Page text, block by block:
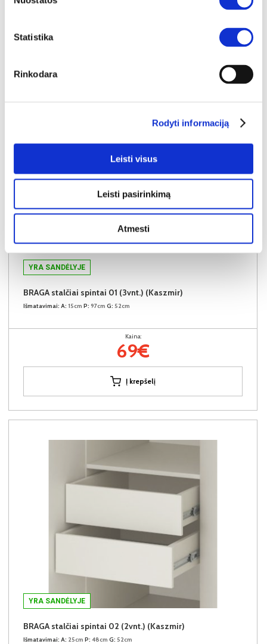
Statistika
Rinkodara
Rodyti informaciją
Leisti visus
Leisti pasirinkimą
Atmesti
YRA SANDĖLYJE
BRAGA stalčiai spintai 01 (3vnt.) (Kaszmir)
Išmatavimai: A: 15cm P: 97cm G: 52cm
Kaina:
69€
Į krepšelį
YRA SANDĖLYJE
BRAGA stalčiai spintai 02 (2vnt.) (Kaszmir)
Išmatavimai: A: 25cm P: 48cm G: 52cm